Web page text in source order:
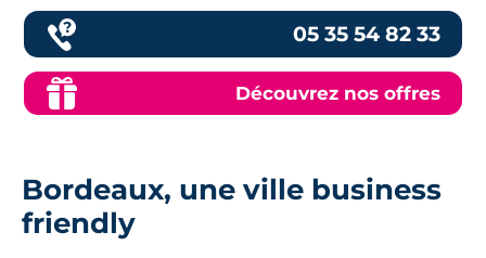
05 35 54 82 33
Découvrez nos offres
Bordeaux, une ville business
friendly